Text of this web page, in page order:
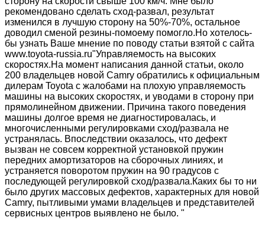
рекомендовано сделать сход-развал, результат
изменился в лучшую сторону на 50%-70%, остальное
доводил сменой резины-помоему помогло.Но хотелось-
бы узнать Ваше мнение по поводу статьи взятой с сайта
www.toyota-russia.ru"Управляемость на высоких
скоростях.На момент написания данной статьи, около
200 владельцев новой Camry обратились к официальным
дилерам Toyota с жалобами на плохую управляемость
машины на высоких скоростях, и уводами в сторону при
прямолинейном движении. Причина такого поведения
машины долгое время не диагностировалась, и
многочисленными регулировками сход/развала не
устранялась. Впоследствии оказалось, что дефект
вызван не совсем корректной установкой пружин
передних амортизаторов на сборочных линиях, и
устраняется поворотом пружин на 90 градусов с
последующей регулировкой сход/развала.Каких бы то ни
было других массовых дефектов, характерных для новой
Camry, пытливыми умами владельцев и представителей
сервисных центров выявлено не было. "